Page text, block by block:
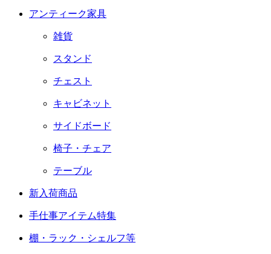
アンティーク家具
雑貨
スタンド
チェスト
キャビネット
サイドボード
椅子・チェア
テーブル
新入荷商品
手仕事アイテム特集
棚・ラック・シェルフ等